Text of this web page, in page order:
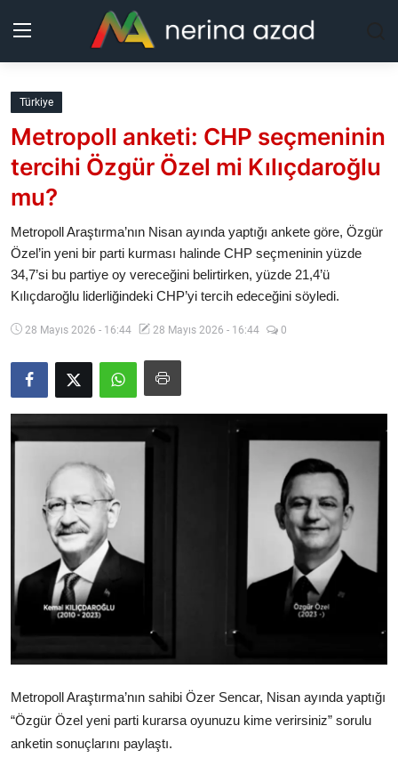
Kurdistan
Bölgeler
Yaşam
Güncel
Analiz
Makaleler
Galeri
Arşiv
İletişim
Türkçe
Türkiye
Metropoll anketi: CHP seçmeninin
tercihi Özgür Özel mi Kılıçdaroğlu
mu?
Metropoll Araştırma’nın Nisan ayında yaptığı ankete göre, Özgür
Özel’in yeni bir parti kurması halinde CHP seçmeninin yüzde
34,7’si bu partiye oy vereceğini belirtirken, yüzde 21,4’ü
Kılıçdaroğlu liderliğindeki CHP’yi tercih edeceğini söyledi.
28 Mayıs 2026 - 16:44 28 Mayıs 2026 - 16:44 0
Metropoll Araştırma’nın sahibi Özer Sencar, Nisan ayında yaptığı
“Özgür Özel yeni parti kurarsa oyunuzu kime verirsiniz” sorulu
anketin sonuçlarını paylaştı.